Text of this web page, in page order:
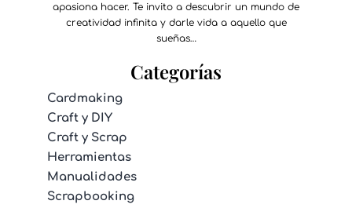
apasiona hacer. Te invito a descubrir un mundo de
creatividad infinita y darle vida a aquello que
sueñas…
Categorías
Cardmaking
Craft y DIY
Craft y Scrap
Herramientas
Manualidades
Scrapbooking